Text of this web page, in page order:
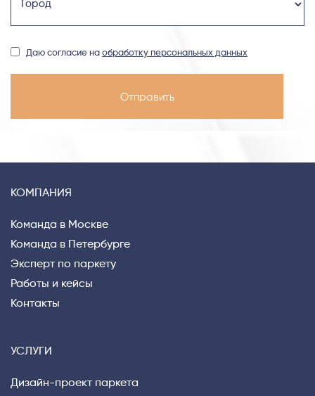
Даю согласие на обработку персональных данных
КОМПАНИЯ
Команда в Москве
Команда в Петербурге
Эксперт по паркету
Работы и кейсы
Контакты
УСЛУГИ
Дизайн-проект паркета